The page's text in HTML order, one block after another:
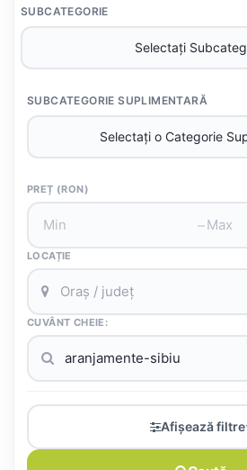
SUBCATEGORIE
SUBCATEGORIE SUPLIMENTARĂ
PREȚ (RON)
–
LOCAȚIE
CUVÂNT CHEIE:
Afișează filtre